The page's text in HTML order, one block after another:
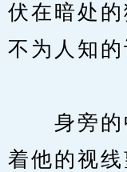
伏在暗处
不为人知的
身旁的
着他的视